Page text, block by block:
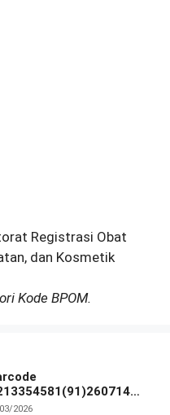
Registrasi Obat
dan Kosmetik
Kode BPOM.
2026